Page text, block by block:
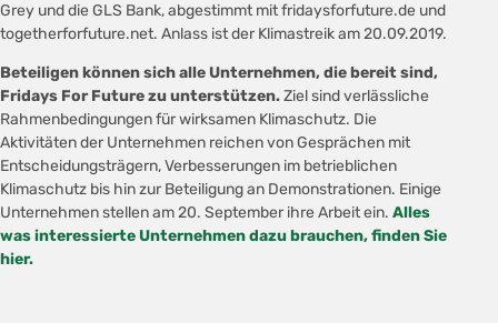
Grey und die GLS Bank, abgestimmt mit fridaysforfuture.de und
togetherforfuture.net. Anlass ist der Klimastreik am 20.09.2019.
Beteiligen können sich alle Unternehmen, die bereit sind,
Fridays For Future zu unterstützen.Ziel sind verlässliche
Rahmenbedingungen für wirksamen Klimaschutz. Die
Aktivitäten der Unternehmen reichen von Gesprächen mit
Entscheidungsträgern, Verbesserungen im betrieblichen
Klimaschutz bis hin zur Beteiligung an Demonstrationen. Einige
Unternehmen stellen am 20. September ihre Arbeit ein. Alles
was interessierte Unternehmen dazu brauchen, finden Sie
hier.